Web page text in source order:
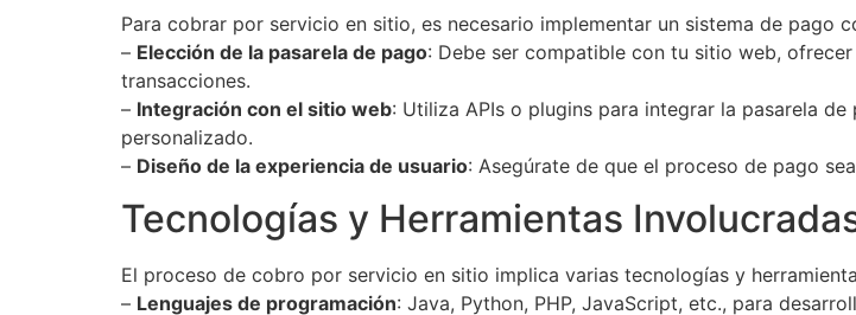
Para cobrar por servicio en sitio, es necesario implementar un sistema de pago
– Elección de la pasarela de pago: Debe ser compatible con tu sitio web,
transacciones.
– Integración con el sitio web: Utiliza APIs o plugins para integrar la pasarela
personalizado.
– Diseño de la experiencia de usuario: Asegúrate de que el proceso de pago
Tecnologías y Herramientas
El proceso de cobro por servicio en sitio implica varias tecnologías y
– Lenguajes de programación: Java, Python, PHP, JavaScript, etc., para